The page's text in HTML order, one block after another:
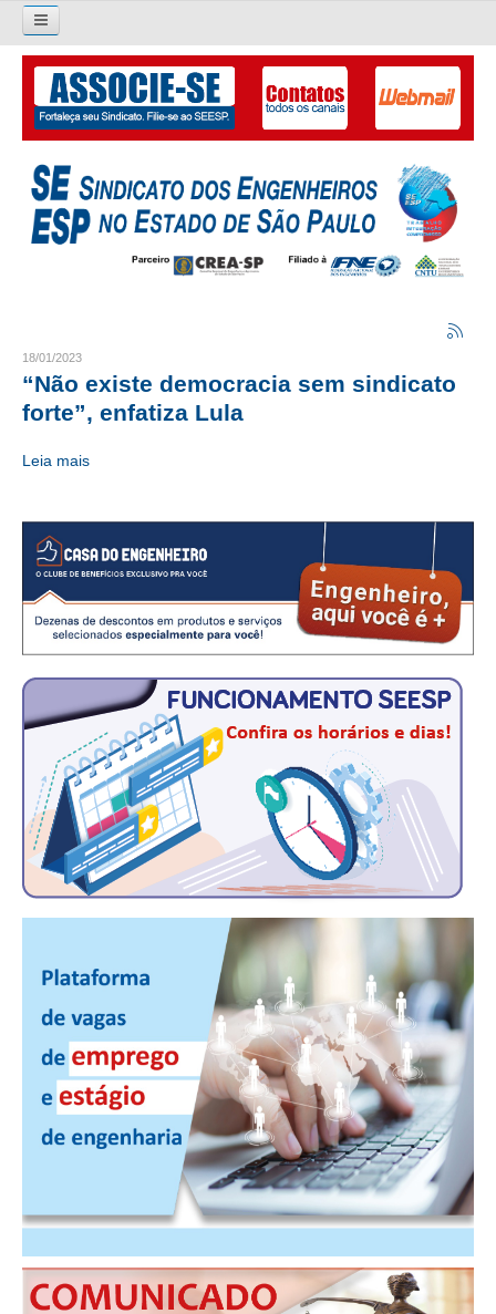
Pesquisar...
O SINDICATO
APRESENTAÇÃO
PALAVRA DO PRESIDENTE
LIVRO GESTÃO 2026-2029
CRESCE BRASIL
CONSELHO TECNOLÓGICO
HISTÓRICO E ATUAÇÃO
CONSELHOS ASSESSORES
PERSONALIDADES DA TECNOLOGIA
NÚCLEO DA MULHER ENGENHEIRA
TRANSPARÊNCIA
JURÍDICO
ACORDOS, CONVENÇÕES E DISSÍDIOS
CONTRIBUIÇÕES
CONTRIBUIÇÃO ASSISTENCIAL
CONTRIBUIÇÃO ASSOCIATIVA OU ANUIDADE DE SÓCIO
CONTRIBUIÇÃO SINDICAL URBANA
REVISÃO DE APOSENTADORIA
FGTS EXPURGOS
FGTS CORREÇÃO
18/01/2023
“Não existe democracia sem sindicato
forte”, enfatiza Lula
Leia mais